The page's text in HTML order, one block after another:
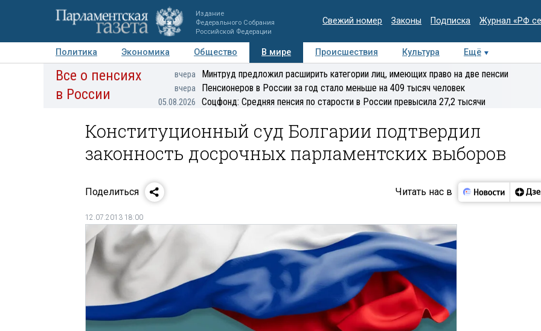
Издание
Федерального Собрания
Российской Федерации
Свежий номер Законы Подписка Журнал «РФ
Политика Экономика Общество В мире Происшествия Культура
Ещё
Авторы Персоны Мнения Регионы Медиацентр Интервью Колумнисты
Все о пенсиях
в России
вчера Минтруд предложил расширить категории лиц, имеющих право на две пенсии
вчера Пенсионеров в России за год стало меньше на 409 тысяч человек
05.08.2026 Соцфонд: Средняя пенсия по старости в России превысила 27,2 тысячи
Конституционный суд Болгарии подтвердил
законность досрочных парламентских выборов
Поделиться Читать нас в
12.07.2013 18:00